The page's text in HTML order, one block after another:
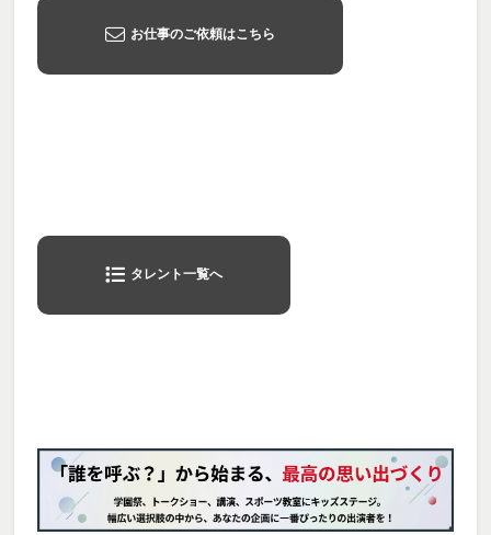
お仕事のご依頼はこちら
タレント一覧へ